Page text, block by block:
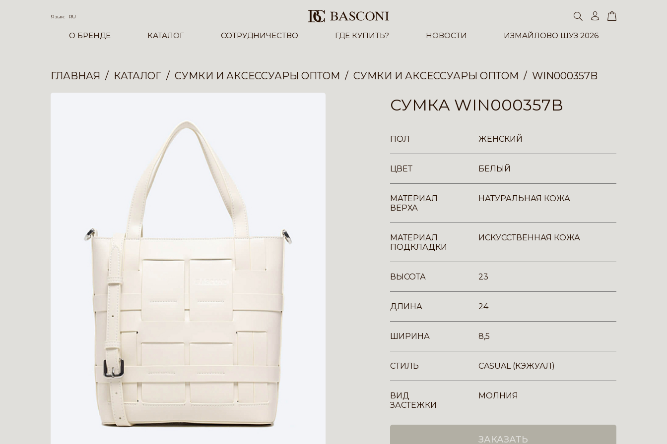
Язык: RU
О БРЕНДЕ КАТАЛОГ СОТРУДНИЧЕСТВО ГДЕ КУПИТЬ? НОВОСТИ ИЗМАЙЛОВО ШУЗ 2026
ГЛАВНАЯ КАТАЛОГ СУМКИ И АКСЕССУАРЫ ОПТОМ СУМКИ И АКСЕССУАРЫ ОПТОМ WIN000357B
СУМКА WIN000357B
ПОЛ ЖЕНСКИЙ
ЦВЕТ БЕЛЫЙ
МАТЕРИАЛ
ВЕРХА
НАТУРАЛЬНАЯ КОЖА
МАТЕРИАЛ
ПОДКЛАДКИ
ИСКУССТВЕННАЯ КОЖА
ВЫСОТА 23
ДЛИНА 24
ШИРИНА 8,5
СТИЛЬ CASUAL (КЭЖУАЛ)
ВИД
ЗАСТЕЖКИ
МОЛНИЯ
ЗАКАЗАТЬ